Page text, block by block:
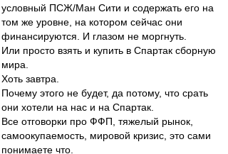
условный ПСЖ/Ман Сити и содержать его на
том же уровне, на котором сейчас они
финансируются. И глазом не моргнуть.
Или просто взять и купить в Спартак сборную
мира.
Хоть завтра.
Почему этого не будет, да потому, что срать
они хотели на нас и на Спартак.
Все отговорки про ФФП, тяжелый рынок,
самоокупаемость, мировой кризис, это сами
понимаете что.